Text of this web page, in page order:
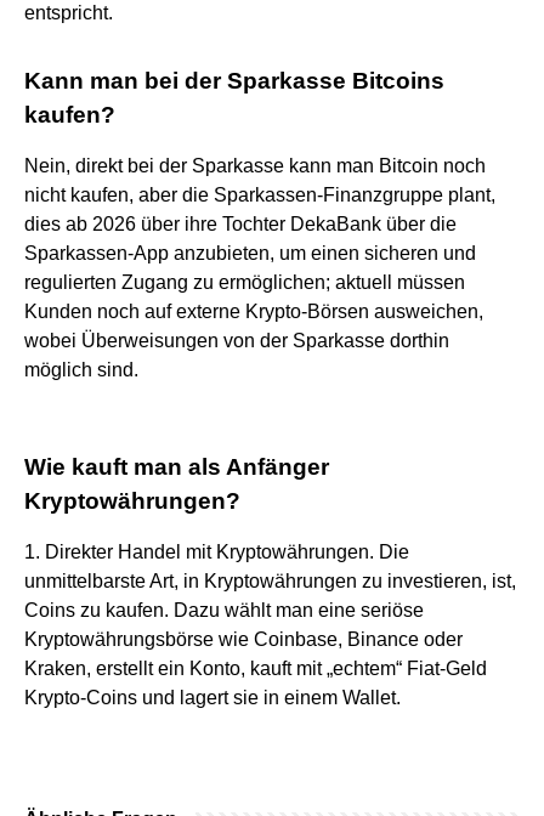
entspricht.
Kann man bei der Sparkasse Bitcoins
kaufen?
Nein, direkt bei der Sparkasse kann man Bitcoin noch
nicht kaufen, aber die Sparkassen-Finanzgruppe plant,
dies ab 2026 über ihre Tochter DekaBank über die
Sparkassen-App anzubieten, um einen sicheren und
regulierten Zugang zu ermöglichen; aktuell müssen
Kunden noch auf externe Krypto-Börsen ausweichen,
wobei Überweisungen von der Sparkasse dorthin
möglich sind.
Wie kauft man als Anfänger
Kryptowährungen?
1. Direkter Handel mit Kryptowährungen. Die
unmittelbarste Art, in Kryptowährungen zu investieren, ist,
Coins zu kaufen. Dazu wählt man eine seriöse
Kryptowährungsbörse wie Coinbase, Binance oder
Kraken, erstellt ein Konto, kauft mit „echtem“ Fiat-Geld
Krypto-Coins und lagert sie in einem Wallet.